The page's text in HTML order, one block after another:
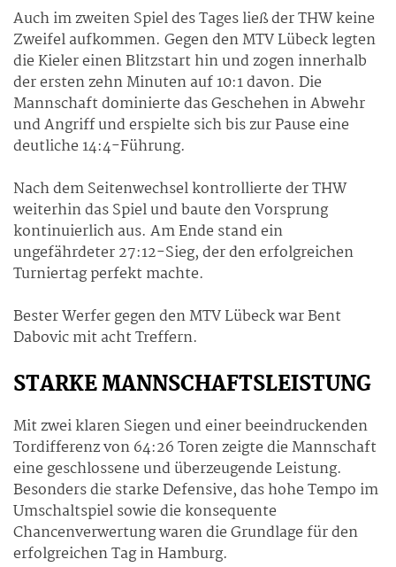
Auch im zweiten Spiel des Tages ließ der THW keine
Zweifel aufkommen. Gegen den MTV Lübeck legten
die Kieler einen Blitzstart hin und zogen innerhalb
der ersten zehn Minuten auf 10:1 davon. Die
Mannschaft dominierte das Geschehen in Abwehr
und Angriff und erspielte sich bis zur Pause eine
deutliche 14:4-Führung.
Nach dem Seitenwechsel kontrollierte der THW
weiterhin das Spiel und baute den Vorsprung
kontinuierlich aus. Am Ende stand ein
ungefährdeter 27:12-Sieg, der den erfolgreichen
Turniertag perfekt machte.
Bester Werfer gegen den MTV Lübeck war Bent
Dabovic mit acht Treffern.
STARKE MANNSCHAFTSLEISTUNG
Mit zwei klaren Siegen und einer beeindruckenden
Tordifferenz von 64:26 Toren zeigte die Mannschaft
eine geschlossene und überzeugende Leistung.
Besonders die starke Defensive, das hohe Tempo im
Umschaltspiel sowie die konsequente
Chancenverwertung waren die Grundlage für den
erfolgreichen Tag in Hamburg.